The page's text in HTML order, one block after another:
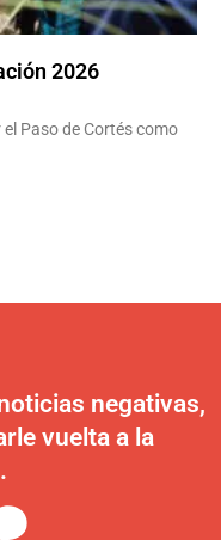
2026
Paso de Cortés como
negativas,
vuelta a la